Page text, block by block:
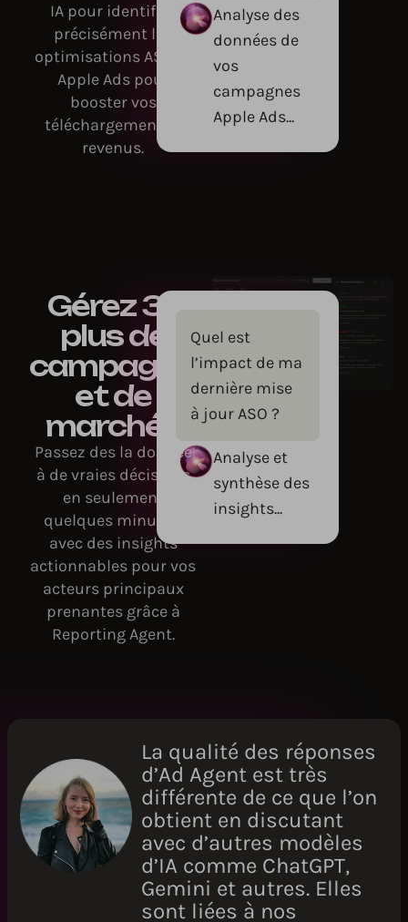
Analyse des
données de
vos
campagnes
Apple Ads...
IA pour identifier
précisément les
optimisations ASO et
Apple Ads pour
booster vos
téléchargement et
revenus.
Gérez 3x
plus de
campagnes
et de
marchés
Passez des la donnée
à de vraies décisions
en seulement
quelques minutes,
avec des insights
actionnables pour vos
acteurs principaux
prenantes grâce à
Reporting Agent.
Quel est
l’impact de ma
dernière mise
à jour ASO ?
Analyse et
synthèse des
insights...
La qualité des réponses
d’Ad Agent est très
différente de ce que l’on
obtient en discutant
avec d’autres modèles
d’IA comme ChatGPT,
Gemini et autres. Elles
sont liées à nos